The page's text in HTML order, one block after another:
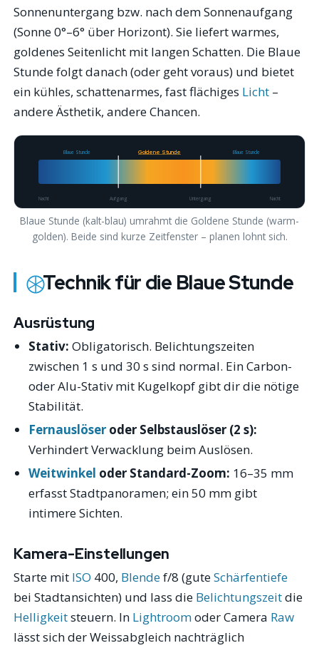
Sonnenuntergang bzw. nach dem Sonnenaufgang
(Sonne 0°–6° über Horizont). Sie liefert warmes,
goldenes Seitenlicht mit langen Schatten. Die Blaue
Stunde folgt danach (oder geht voraus) und bietet
ein kühles, schattenarmes, fast flächiges Licht –
andere Ästhetik, andere Chancen.
Blaue Stunde Goldene Stunde Blaue Stunde
Nacht Aufgang Untergang Nacht
Blaue Stunde (kalt-blau) umrahmt die Goldene Stunde (warm-
golden). Beide sind kurze Zeitfenster – planen lohnt sich.
Technik für die Blaue Stunde
Ausrüstung
Stativ: Obligatorisch. Belichtungszeiten
zwischen 1 s und 30 s sind normal. Ein Carbon-
oder Alu-Stativ mit Kugelkopf gibt dir die nötige
Stabilität.
Fernauslöseroder Selbstauslöser (2 s):
Verhindert Verwacklung beim Auslösen.
Weitwinkel oder Standard-Zoom: 16–35 mm
erfasst Stadtpanoramen; ein 50 mm gibt
intimere Sichten.
Kamera-Einstellungen
Starte mit ISO 400, Blendef/8 (guteSchärfentiefe
bei Stadtansichten) und lass die Belichtungszeitdie
Helligkeitsteuern. In Lightroomoder Camera Raw
lässt sich der Weissabgleich nachträglich